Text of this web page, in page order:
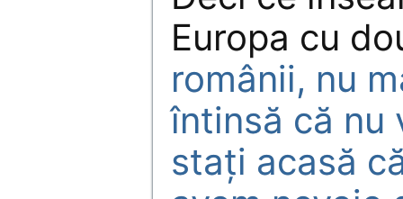
Europa cu
românii, nu
întinsă că nu
stați acasă